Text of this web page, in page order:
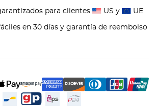
para clientes US y UE
en 30 días y garantía de reembolso